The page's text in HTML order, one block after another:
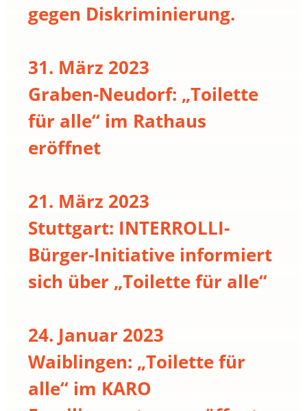
gegen Diskriminierung.
31. März 2023
Graben-Neudorf: „Toilette
für alle“ im Rathaus
eröffnet
21. März 2023
Stuttgart: INTERROLLI-
Bürger-Initiative informiert
sich über „Toilette für alle“
24. Januar 2023
Waiblingen: „Toilette für
alle“ im KARO